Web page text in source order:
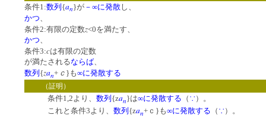
条件1:数列{an}が －∞に発散し、
かつ、
条件2:有限の定数z<0を満たす、
かつ、
条件3:cは有限の定数
が満たされるならば、
数列 {zan+ ｃ }も∞に発散する
（証明）
条件1,2より、 数列 {zan}は∞に発散する （ ∵ ）。
これと条件3より、 数列 {zan+ｃ}も∞に発散する （ ∵ ）。